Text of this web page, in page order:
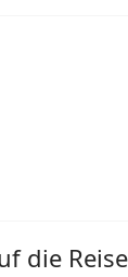
die Reise